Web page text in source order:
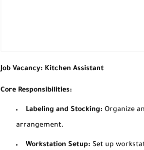
Job Vacancy: Kitchen Assistant
Core Responsibilities:
Labeling and Stocking: Organize
arrangement.
Workstation Setup: Set up